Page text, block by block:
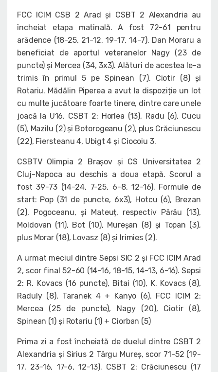
FCC ICIM CSB 2 Arad și CSBT 2 Alexandria au
încheiat etapa matinală. A fost 72-61 pentru
arădence (18-25, 21-12, 19-17, 14-7). Dan Moraru a
beneficiat de aportul veteranelor Nagy (23 de
puncte) și Mercea (34, 3x3). Alături de acestea le-a
trimis în primul 5 pe Spinean (7), Ciotir (8) și
Rotariu. Mădălin Piperea a avut la dispoziție un lot
cu multe jucătoare foarte tinere, dintre care unele
joacă la U16. CSBT 2: Horlea (13), Radu (6), Cucu
(5), Mazilu (2) și Botorogeanu (2), plus Crăciunescu
(22), Fiersteanu 4, Ubigt 4 și Ciocoiu 3.
CSBTV Olimpia 2 Brașov și CS Universitatea 2
Cluj-Napoca au deschis a doua etapă. Scorul a
fost 39-73 (14-24, 7-25, 6-8, 12-16). Formule de
start: Pop (31 de puncte, 6x3), Hotcu (6), Brezan
(2), Pogoceanu, și Mateuț, respectiv Părău (13),
Moldovan (11), Bot (10), Mureșan (8) și Topan (3),
plus Morar (18), Lovasz (8) și Irimies (2).
A urmat meciul dintre Sepsi SIC 2 și FCC ICIM Arad
2, scor final 52-60 (14-16, 18-15, 14-13, 6-16). Sepsi
2: R. Kovacs (16 puncte), Bitai (10), K. Kovacs (8),
Raduly (8), Taranek 4 + Kanyo (6). FCC ICIM 2:
Mercea (25 de puncte), Nagy (20), Ciotir (8),
Spinean (1) și Rotariu (1) + Ciorban (5)
Prima zi a fost încheiată de duelul dintre CSBT 2
Alexandria și Sirius 2 Târgu Mureș, scor 71-52 (19-
17, 23-16, 17-6, 12-13). CSBT 2: Crăciunescu (17